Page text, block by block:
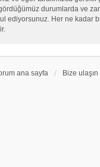
durumlarda ve
ediyorsunuz. Her ne kadar
ana sayfa Bize ulaşın